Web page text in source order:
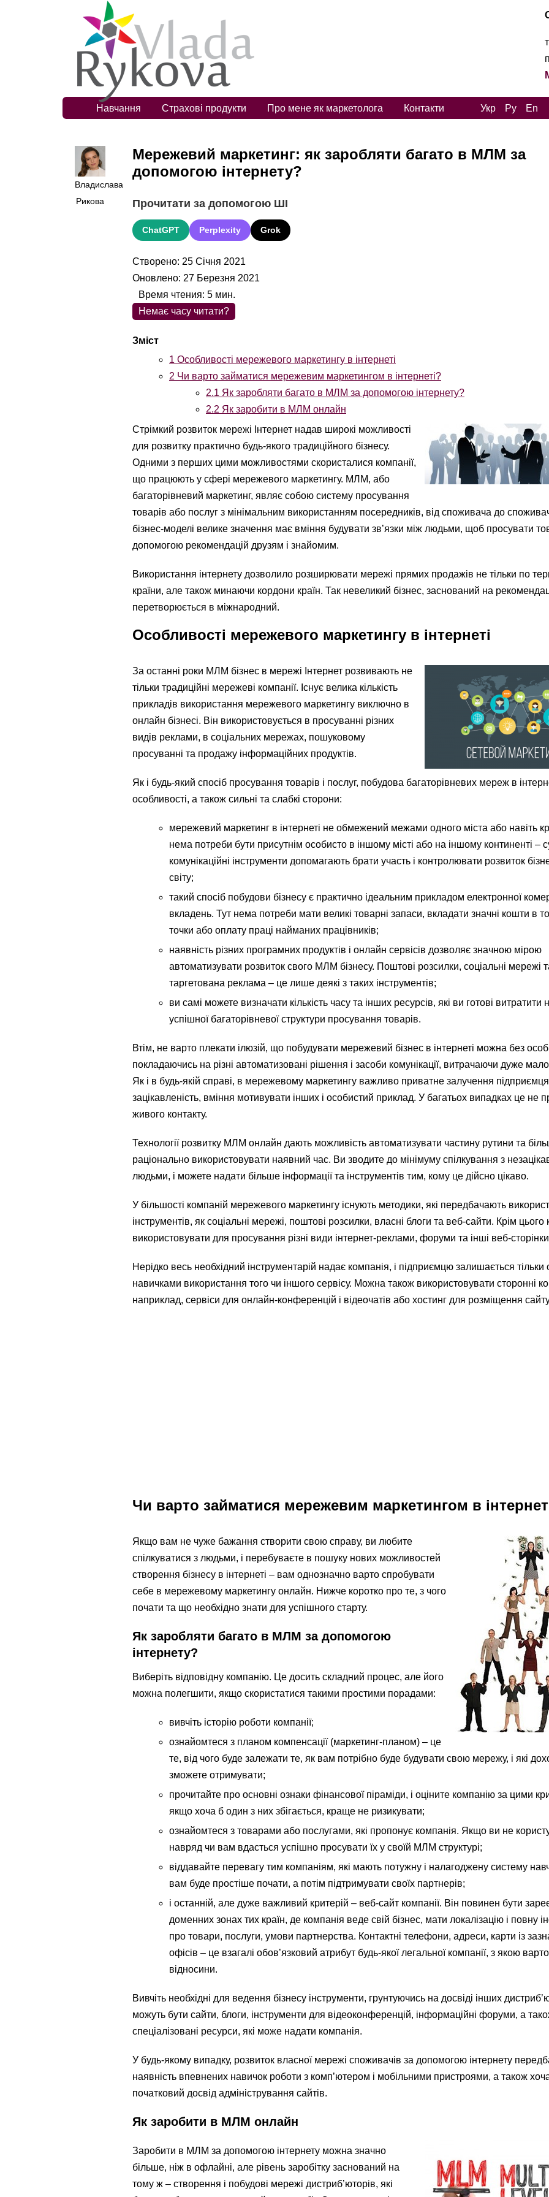
Навчання Страхові продукти Про мене як маркетолога Контакти Укр Ру En
Владислава
Рикова
Мережевий маркетинг: як заробляти багато в МЛМ за
допомогою інтернету?
Прочитати за допомогою ШІ
ChatGPT Perplexity Grok
Створено: 25 Січня 2021
Оновлено: 27 Березня 2021
Немає часу читати?
1 Особливості мережевого маркетингу в інтернеті
2 Чи варто займатися мережевим маркетингом в інтернеті?
2.1 Як заробляти багато в МЛМ за допомогою інтернету?
2.2 Як заробити в МЛМ онлайн
Время чтения: 5 мин.
Стрімкий розвиток мережі Інтернет надав широкі можливості
для розвитку практично будь-якого традиційного бізнесу.
Одними з перших цими можливостями скористалися компанії,
що працюють у сфері мережевого маркетингу. МЛМ, або
багаторівневий маркетинг, являє собою систему просування
товарів або послуг з мінімальним використанням посередників, від споживача до
бізнес-моделі велике значення має вміння будувати зв’язки між людьми, щоб просувати
допомогою рекомендацій друзям і знайомим.
Використання інтернету дозволило розширювати мережі прямих продажів не тільки по
країни, але також минаючи кордони країн. Так невеликий бізнес, заснований на
перетворюється в міжнародний.
Особливості мережевого маркетингу в інтернеті
За останні роки МЛМ бізнес в мережі Інтернет розвивають не
тільки традиційні мережеві компанії. Існує велика кількість
прикладів використання мережевого маркетингу виключно в
онлайн бізнесі. Він використовується в просуванні різних
видів реклами, в соціальних мережах, пошуковому
просуванні та продажу інформаційних продуктів.
Як і будь-який спосіб просування товарів і послуг, побудова багаторівневих мереж в
особливості, а також сильні та слабкі сторони:
мережевий маркетинг в інтернеті не обмежений межами одного міста або навіть
нема потреби бути присутнім особисто в іншому місті або на іншому континенті –
комунікаційні інструменти допомагають брати участь і контролювати розвиток
світу;
такий спосіб побудови бізнесу є практично ідеальним прикладом електронної
вкладень. Тут нема потреби мати великі товарні запаси, вкладати значні кошти в
точки або оплату праці найманих працівників;
наявність різних програмних продуктів і онлайн сервісів дозволяє значною мірою
автоматизувати розвиток свого МЛМ бізнесу. Поштові розсилки, соціальні мережі
таргетована реклама – це лише деякі з таких інструментів;
ви самі можете визначати кількість часу та інших ресурсів, які ви готові витратити
успішної багаторівневої структури просування товарів.
Втім, не варто плекати ілюзій, що побудувати мережевий бізнес в інтернеті можна без
покладаючись на різні автоматизовані рішення і засоби комунікації, витрачаючи дуже
Як і в будь-якій справі, в мережевому маркетингу важливо приватне залучення
зацікавленість, вміння мотивувати інших і особистий приклад. У багатьох випадках це не
живого контакту.
Технології розвитку МЛМ онлайн дають можливість автоматизувати частину рутини та
раціонально використовувати наявний час. Ви зводите до мінімуму спілкування з
людьми, і можете надати більше інформації та інструментів тим, кому це дійсно цікаво.
У більшості компаній мережевого маркетингу існують методики, які передбачають
інструментів, як соціальні мережі, поштові розсилки, власні блоги та веб-сайти. Крім
використовувати для просування різні види інтернет-реклами, форуми та інші веб-
Нерідко весь необхідний інструментарій надає компанія, і підприємцю залишається тільки
навичками використання того чи іншого сервісу. Можна також використовувати сторонні
наприклад, сервіси для онлайн-конференцій і відеочатів або хостинг для розміщення
Чи варто займатися мережевим маркетингом в
Якщо вам не чуже бажання створити свою справу, ви любите
спілкуватися з людьми, і перебуваєте в пошуку нових можливостей
створення бізнесу в інтернеті – вам однозначно варто спробувати
себе в мережевому маркетингу онлайн. Нижче коротко про те, з чого
почати та що необхідно знати для успішного старту.
Як заробляти багато в МЛМ за допомогою
інтернету?
Виберіть відповідну компанію. Це досить складний процес, але його
можна полегшити, якщо скористатися такими простими порадами:
вивчіть історію роботи компанії;
ознайомтеся з планом компенсації (маркетинг-планом) – це
те, від чого буде залежати те, як вам потрібно буде будувати свою мережу, і які
зможете отримувати;
прочитайте про основні ознаки фінансової піраміди, і оціните компанію за цими
якщо хоча б один з них збігається, краще не ризикувати;
ознайомтеся з товарами або послугами, які пропонує компанія. Якщо ви не
навряд чи вам вдасться успішно просувати їх у своїй МЛМ структурі;
віддавайте перевагу тим компаніям, які мають потужну і налагоджену систему
вам буде простіше почати, а потім підтримувати своїх партнерів;
і останній, але дуже важливий критерій – веб-сайт компанії. Він повинен бути
доменних зонах тих країн, де компанія веде свій бізнес, мати локалізацію і повну
про товари, послуги, умови партнерства. Контактні телефони, адреси, карти із
офісів – це взагалі обов’язковий атрибут будь-якої легальної компанії, з якою
відносини.
Вивчіть необхідні для ведення бізнесу інструменти, грунтуючись на досвіді інших
можуть бути сайти, блоги, інструменти для відеоконференцій, інформаційні форуми, а
спеціалізовані ресурси, які може надати компанія.
У будь-якому випадку, розвиток власної мережі споживачів за допомогою інтернету
наявність впевнених навичок роботи з комп’ютером і мобільними пристроями, а також
початковий досвід адміністрування сайтів.
Як заробити в МЛМ онлайн
Заробити в МЛМ за допомогою інтернету можна значно
більше, ніж в офлайні, але рівень заробітку заснований на
тому ж – створення і побудові мережі дистриб’юторів, які